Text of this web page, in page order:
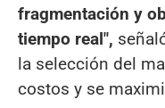
fragmentación y
tiempo real",
la selección del
costos y se